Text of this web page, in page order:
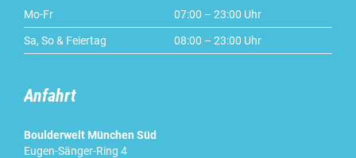
Mo-Fr 07:00 – 23:00 Uhr
Sa, So & Feiertag 08:00 – 23:00 Uhr
Anfahrt
Boulderwelt München Süd
Eugen-Sänger-Ring 4